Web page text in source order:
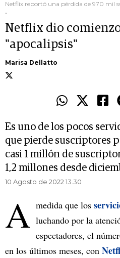
Netflix reportó una pérdida de 970 mil
.
Netflix dio
"apocalipsis"
Marisa Dellatto
Es uno de los pocos
que pierde suscriptores
casi 1 millón de
1,2 millones desde
10 Agosto de 2022 13.30
A medida que los
luchando por la
espectadores, el
en los últimos meses, con